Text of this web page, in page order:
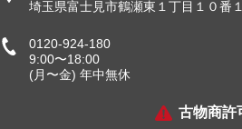
埼玉県富士見市鶴瀬東１丁目１０番
0120-924-180
9:00〜18:00
(月〜金) 年中無休
古物商許